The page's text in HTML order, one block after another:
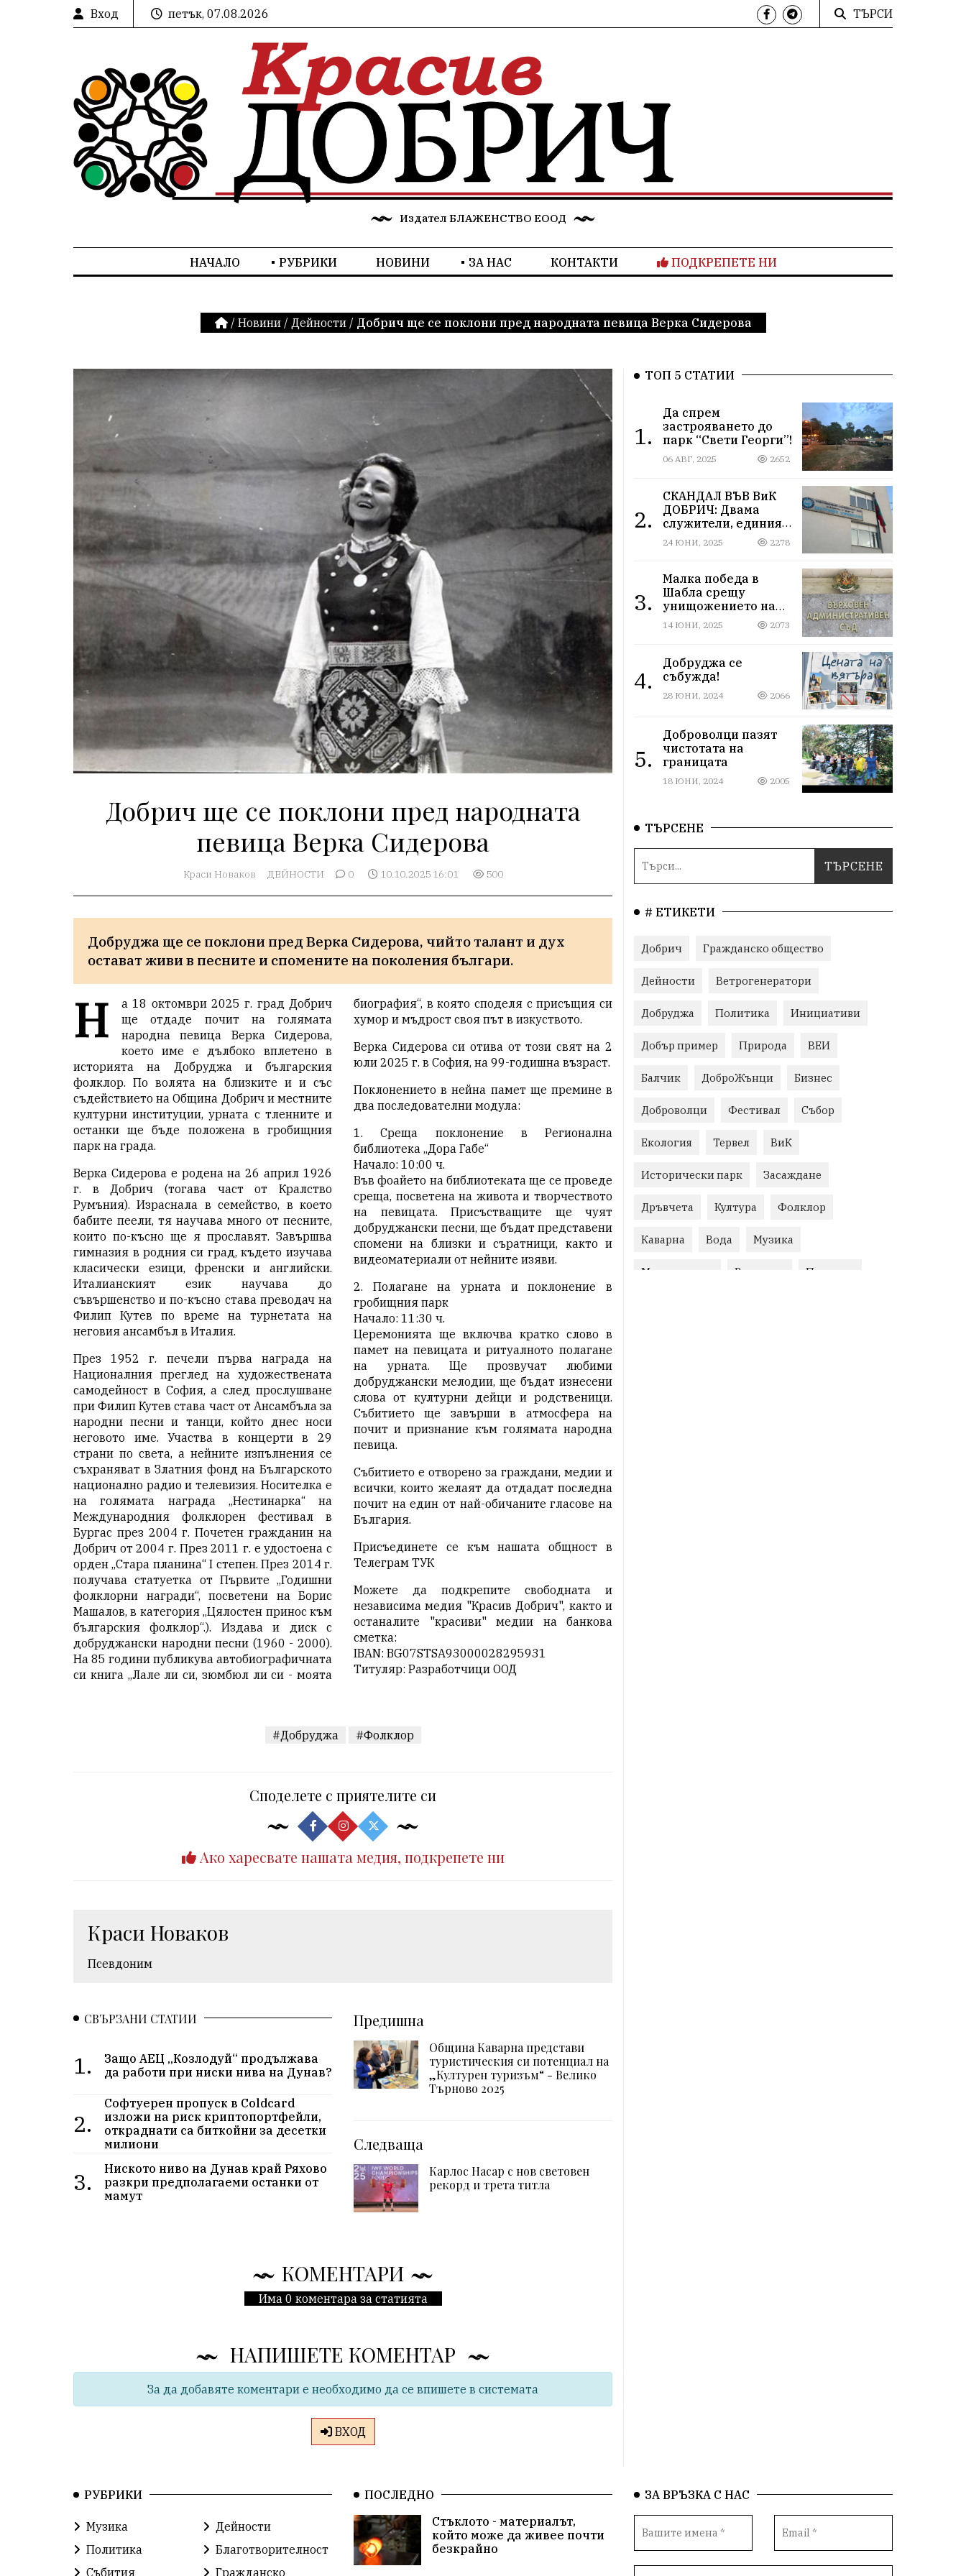
Вход петък, 07.08.2026 ТЪРСИ
Издател БЛАЖЕНСТВО ЕООД
НАЧАЛО РУБРИКИ НОВИНИ ЗА НАС КОНТАКТИ ПОДКРЕПЕТЕ НИ
/ Новини / Дейности / Добрич ще се поклони пред народната певица Верка Сидерова
Добрич ще се поклони пред народната
певица Верка Сидерова
Краси Новаков ДЕЙНОСТИ 0 10.10.2025 16:01 500
Добруджа ще се поклони пред Верка Сидерова, чийто талант и дух
остават живи в песните и спомените на поколения българи.
Н
а 18 октомври 2025 г. град Добрич
ще отдаде почит на голямата
народна певица Верка Сидерова,
което име е дълбоко вплетено в
историята на Добруджа и българския
фолклор. По волята на близките и и със
съдействието на Община Добрич и местните
културни институции, урната с тленните и
останки ще бъде положена в гробищния
парк на града.
Верка Сидерова е родена на 26 април 1926
г. в Добрич (тогава част от Кралство
Румъния). Израснала в семейство, в което
бабите пеели, тя научава много от песните,
които по-късно ще я прославят. Завършва
гимназия в родния си град, където изучава
класически езици, френски и английски.
Италианският език научава до
съвършенство и по-късно става преводач на
Филип Кутев по време на турнетата на
неговия ансамбъл в Италия.
През 1952 г. печели първа награда на
Националния преглед на художествената
самодейност в София, а след прослушване
при Филип Кутев става част от Ансамбъла за
народни песни и танци, който днес носи
неговото име. Участва в концерти в 29
страни по света, а нейните изпълнения се
съхраняват в Златния фонд на Българското
национално радио и телевизия. Носителка е
на голямата награда „Нестинарка“ на
Международния фолклорен фестивал в
Бургас през 2004 г. Почетен гражданин на
Добрич от 2004 г. През 2011 г. е удостоена с
орден „Стара планина“ I степен. През 2014 г.
получава статуетка от Първите „Годишни
фолклорни награди“, посветени на Борис
Машалов, в категория „Цялостен принос към
българския фолклор“.). Издава и диск с
добруджански народни песни (1960 - 2000).
На 85 години публикува автобиографичната
си книга „Лале ли си, зюмбюл ли си - моята
биография“, в която споделя с присъщия си
хумор и мъдрост своя път в изкуството.
Верка Сидерова си отива от този свят на 2
юли 2025 г. в София, на 99-годишна възраст.
Поклонението в нейна памет ще премине в
два последователни модула:
1. Среща поклонение в Регионална
библиотека „Дора Габе“
Начало: 10:00 ч.
Във фоайето на библиотеката ще се проведе
среща, посветена на живота и творчеството
на певицата. Присъстващите ще чуят
добруджански песни, ще бъдат представени
спомени на близки и съратници, както и
видеоматериали от нейните изяви.
2. Полагане на урната и поклонение в
гробищния парк
Начало: 11:30 ч.
Церемонията ще включва кратко слово в
памет на певицата и ритуалното полагане
на урната. Ще прозвучат любими
добруджански мелодии, ще бъдат изнесени
слова от културни дейци и родственици.
Събитието ще завърши в атмосфера на
почит и признание към голямата народна
певица.
Събитието е отворено за граждани, медии и
всички, които желаят да отдадат последна
почит на един от най-обичаните гласове на
България.
Присъединете се към нашата общност в
Телеграм ТУК
Можете да подкрепите свободната и
независима медия "Красив Добрич", както и
останалите "красиви" медии на банкова
сметка:
IBAN: BG07STSA93000028295931
Титуляр: Разработчици ООД
#Добруджа #Фолклор
Споделете с приятелите си
Ако харесвате нашата медия, подкрепете ни
Краси Новаков
Псевдоним
СВЪРЗАНИ СТАТИИ
1.
Защо АЕЦ „Козлодуй“ продължава
да работи при ниски нива на Дунав?
2.
Софтуерен пропуск в Coldcard
изложи на риск криптопортфейли,
откраднати са биткойни за десетки
милиони
3.
Ниското ниво на Дунав край Ряхово
разкри предполагаеми останки от
мамут
Предишна
Община Каварна представи
туристическия си потенциал на
„Културен туризъм“ - Велико
Търново 2025
Следваща
Карлос Насар с нов световен
рекорд и трета титла
КОМЕНТАРИ
Има 0 коментара за статията
НАПИШЕТЕ КОМЕНТАР
За да добавяте коментари е необходимо да се впишете в системата
ВХОД
ТОП 5 СТАТИИ
1.
Да спрем
застрояването до
парк “Свети Георги”!
06 АВГ, 2025 2652
2.
СКАНДАЛ ВЪВ ВиК
ДОБРИЧ: Двама
служители, единият
от които е
високопоставен, са
корупция в мрежа от
мълчание и
прикриване.
24 ЮНИ, 2025 2278
3.
Малка победа в
Шабла срещу
унищожението на
плодородна земя!
14 ЮНИ, 2025 2073
4.
Добруджа се
събужда!
28 ЮНИ, 2024 2066
5.
Доброволци пазят
чистотата на
границата
18 ЮНИ, 2024 2005
ТЪРСЕНЕ
# ЕТИКЕТИ
Добрич Гражданско общество
Дейности Ветрогенератори
Добруджа Политика Инициативи
Добър пример Природа ВЕИ
Балчик ДоброЖънци Бизнес
Доброволци Фестивал Събор
Екология Тервел ВиК
Исторически парк Засаждане
Дръвчета Култура Фолклор
Каварна Вода Музика
Местна власт Развитие Полиция
РУБРИКИ
Музика
Дейности
Политика
Благотворителност
Събития
Гражданско
ПОСЛЕДНО
Стъклото - материалът,
който може да живее почти
безкрайно
ЗА ВРЪЗКА С НАС